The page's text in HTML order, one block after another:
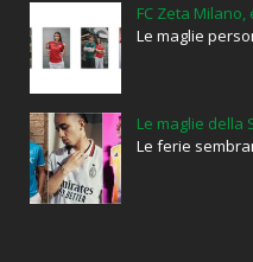
FC Zeta Milano,
Le maglie
Le maglie della
Le ferie